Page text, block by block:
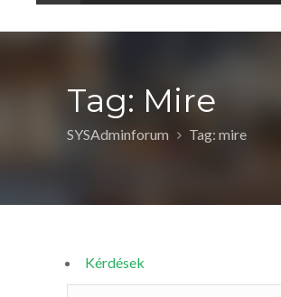
Tag: Mire
SYSAdminforum Tag: mire
Kérdések